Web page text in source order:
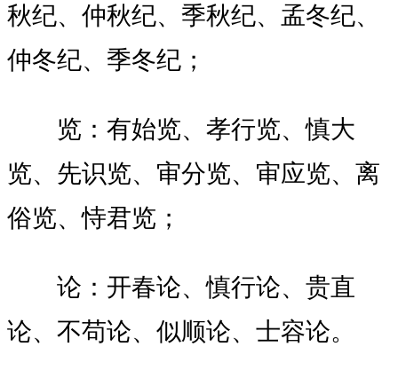
秋纪、仲秋纪、季秋纪、孟冬纪、
仲冬纪、季冬纪；
览： 有始览、孝行览、慎大
览、先识览、审分览、审应览、离
俗览、恃君览；
论： 开春论、慎行论、贵直
论、不苟论、似顺论、士容论。